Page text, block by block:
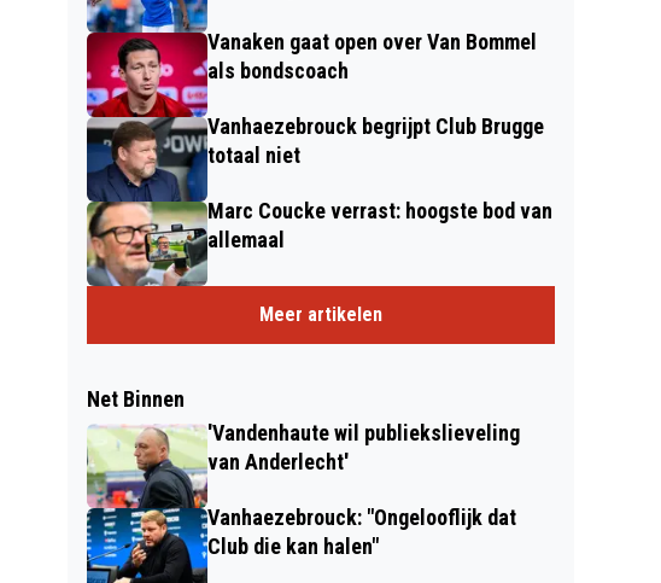
Vanaken gaat open over Van Bommel
als bondscoach
Vanhaezebrouck begrijpt Club Brugge
totaal niet
Marc Coucke verrast: hoogste bod van
allemaal
Meer artikelen
Net Binnen
'Vandenhaute wil publiekslieveling
van Anderlecht'
Vanhaezebrouck: "Ongelooflijk dat
Club die kan halen"